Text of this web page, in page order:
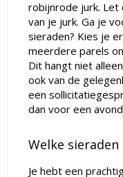
robijnrode jurk.
van je jurk. Ga je
sieraden? Kies je
meerdere parels
Dit hangt niet
ook van de
een
dan voor een
Welke
Je hebt een